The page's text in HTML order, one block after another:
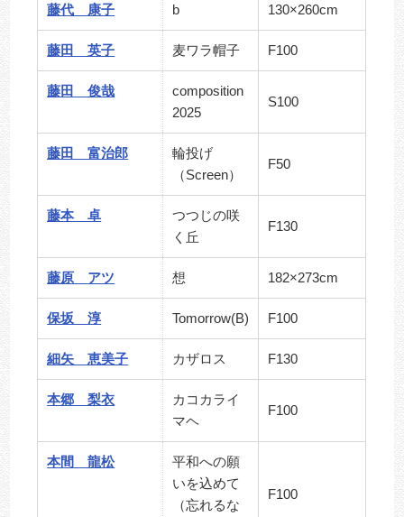
藤代 康子 b 130×260cm
藤田 英子 麦ワラ帽子 F100
藤田 俊哉
composition
2025
S100
藤田 富治郎
輪投げ
（Screen）
F50
藤本 卓
つつじの咲
く丘
F130
藤原 アツ 想 182×273cm
保坂 淳 Tomorrow(B) F100
細矢 恵美子 カザロス F130
本郷 梨衣
カコカライ
マヘ
F100
本間 龍松
平和への願
いを込めて
（忘れるな
F100